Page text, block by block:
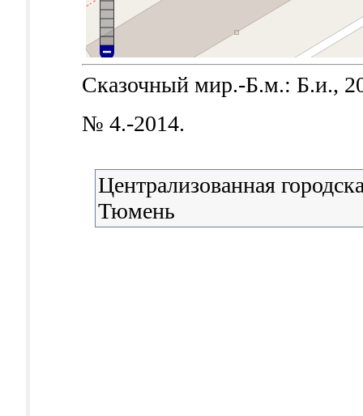
Сказочный мир.-Б.м.: Б.и.,
№ 4.-2014.
Централизованная
Тюмень